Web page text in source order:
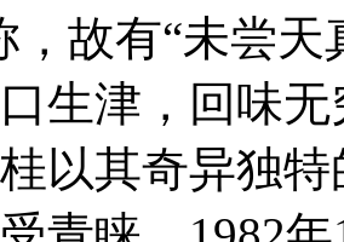
，故有“未尝
生津，回味
以其奇异独